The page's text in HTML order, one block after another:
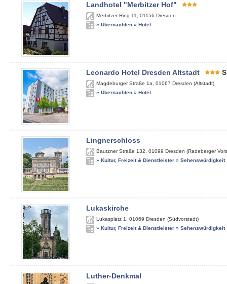
Landhotel "Merbitzer Hof"
Merbitzer Ring 11 01156 Dresden
» Übernachten » Hotel
Leonardo Hotel Dresden Altstadt S
Magdeburger Straße 1a 01067 Dresden (Altstadt)
» Übernachten » Hotel
Lingnerschloss
Bautzner Straße 132 01099 Dresden (Radeberger
» Kultur, Freizeit & Dienstleister » Sehenswürdigkeit
Lukaskirche
Lukasplatz 1 01069 Dresden (Südvorstadt)
» Kultur, Freizeit & Dienstleister » Sehenswürdigkeit
Luther-Denkmal